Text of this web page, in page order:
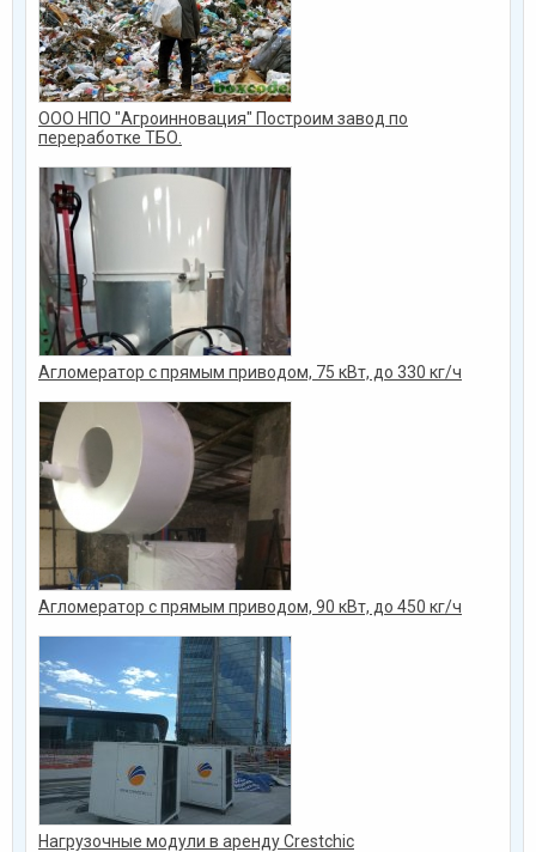
ООО НПО "Агроинновация" Построим завод по
переработке ТБО.
Агломератор с прямым приводом, 75 кВт, до 330 кг/ч
Агломератор с прямым приводом, 90 кВт, до 450 кг/ч
Нагрузочные модули в аренду Crestchic